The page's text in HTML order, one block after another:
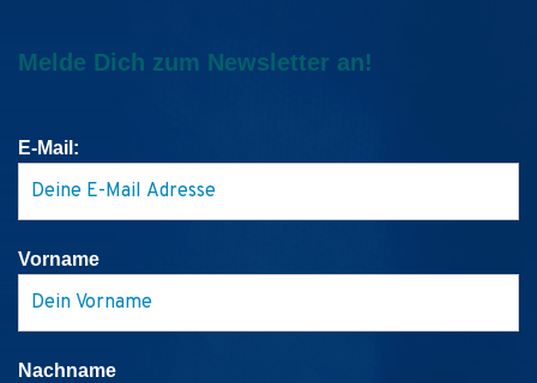
Melde Dich zum Newsletter an!
E-Mail:
Vorname
Nachname